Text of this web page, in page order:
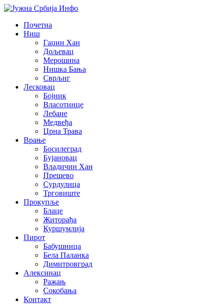
Почетна
Ниш
Гаџин Хан
Дољевац
Мерошина
Нишка Бања
Сврљиг
Лесковац
Бојник
Власотинце
Лебане
Медвеђа
Црна Трава
Врање
Босилеград
Бујановац
Владичин Хан
Прешево
Сурдулица
Трговиште
Прокупље
Блаце
Житорађа
Куршумлија
Пирот
Бабушница
Бела Паланка
Димитровград
Алексинац
Ражањ
Сокобања
Контакт